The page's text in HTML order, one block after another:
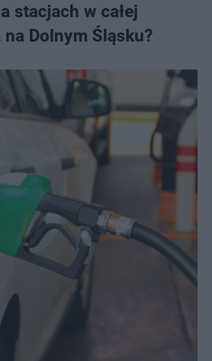
stacjach w całej
Dolnym Śląsku?